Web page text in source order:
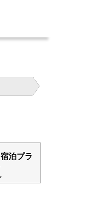
泊プラ